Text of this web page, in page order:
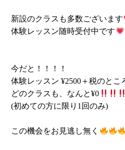
新設のクラスも多数ございます
体験レッスン随時受付中です
今だと！！！！
体験レッスン ¥2500＋税のとこ
どのクラスも、なんと¥0
(初めての方に限り1回のみ)
この機会をお見逃し無く